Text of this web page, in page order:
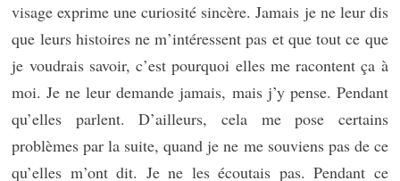
visage exprime une curiosité sincère. Jamais je ne leur dis
que leurs histoires ne m’intéressent pas et que tout ce que
je voudrais savoir, c’est pourquoi elles me racontent ça à
moi. Je ne leur demande jamais, mais j’y pense. Pendant
qu’elles parlent. D’ailleurs, cela me pose certains
problèmes par la suite, quand je ne me souviens pas de ce
qu’elles m’ont dit. Je ne les écoutais pas. Pendant ce